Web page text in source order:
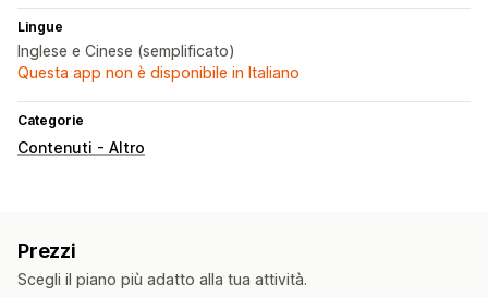
Lingue
Inglese e Cinese (semplificato)
Questa app non è disponibile in Italiano
Categorie
Contenuti - Altro
Prezzi
Scegli il piano più adatto alla tua attività.